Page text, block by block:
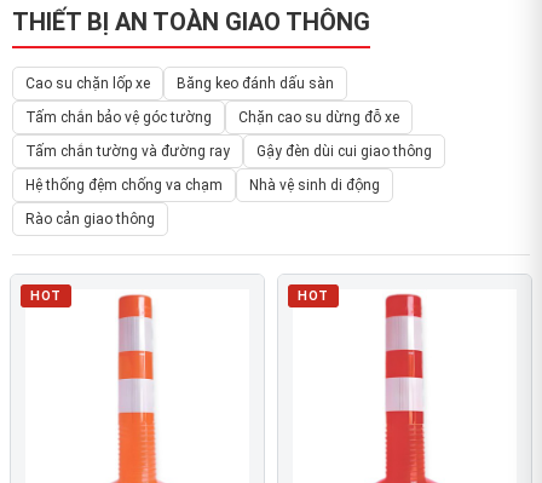
THIẾT BỊ AN TOÀN GIAO THÔNG
Cao su chặn lốp xe
Băng keo đánh dấu sàn
Tấm chắn bảo vệ góc tường
Chặn cao su dừng đỗ xe
Tấm chắn tường và đường ray
Gậy đèn dùi cui giao thông
Hệ thống đệm chống va chạm
Nhà vệ sinh di động
Rào cản giao thông
HOT HOT